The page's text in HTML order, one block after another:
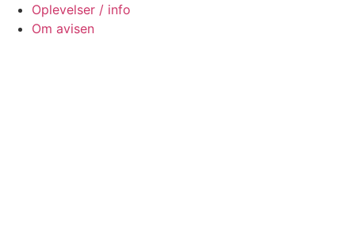
Oplevelser / info
Om avisen